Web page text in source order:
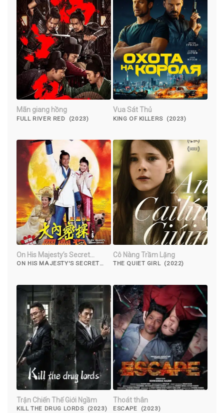
Mãn giang hồng
FULL RIVER RED (2023)
Vua Sát Thủ
KING OF KILLERS (2023)
On His Majesty’s Secret
Service
ON HIS MAJESTY'S SECRET
Cô Nàng Trầm Lặng
THE QUIET GIRL (2022)
Trận Chiến Thế Giới Ngầm
KILL THE DRUG LORDS (2023)
Thoát thân
ESCAPE (2023)